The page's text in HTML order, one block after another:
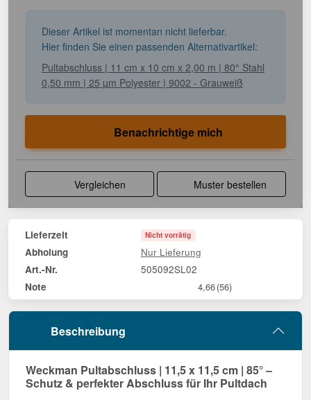
Dieser Artikel ist momentan nicht lieferbar.
Hier finden Sie einen passenden Alternativartikel:
Pultabschluss | 11 cm x 10 cm x 2,00 m | 80° Stahl
0,50 mm | 25 µm Polyester | 9002 - Grauweiß
Benachrichtige mich
Vergleichen Muster bestellen
Lieferzeit Nicht vorrätig
Abholung Nur Lieferung
Art.-Nr. 505092SL02
Note 4,66(56)
Beschreibung
Weckman Pultabschluss | 11,5 x 11,5 cm | 85° –
Schutz & perfekter Abschluss für Ihr Pultdach